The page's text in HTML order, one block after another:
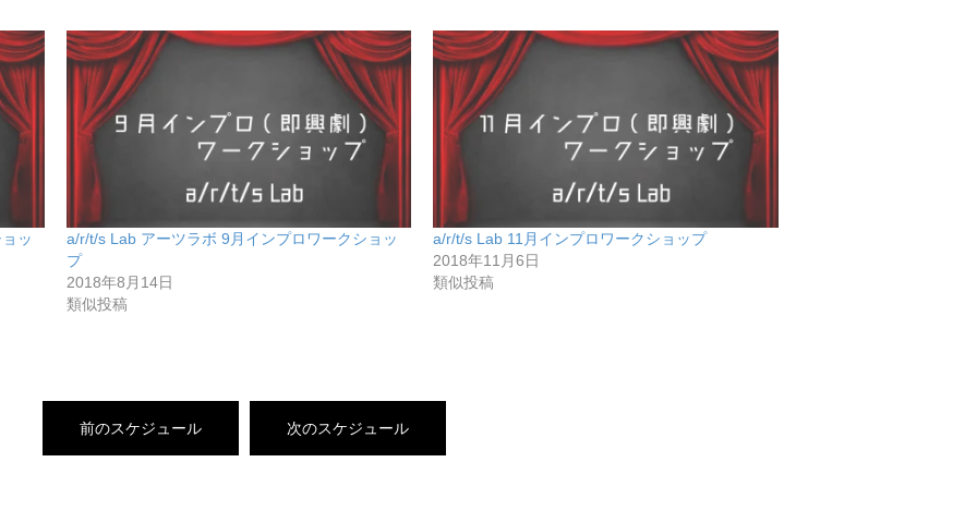
ッ
a/r/t/s Lab アーツラボ 9月インプロワークショッ
プ
2018年8月14日
類似投稿
a/r/t/s Lab 11月インプロワークショップ
2018年11月6日
類似投稿
前のスケジュール 次のスケジュール